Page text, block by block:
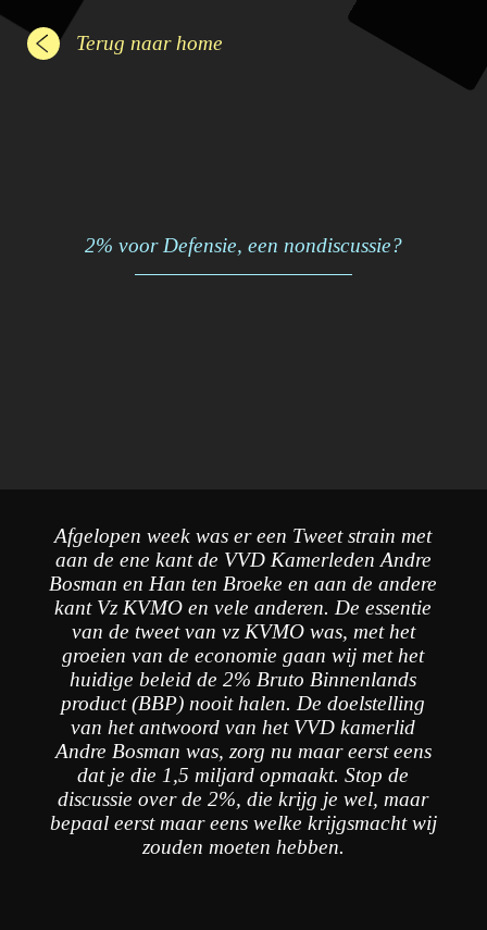
Terug naar home
2% voor Defensie, een nondiscussie?
Afgelopen week was er een Tweet strain met
aan de ene kant de VVD Kamerleden Andre
Bosman en Han ten Broeke en aan de andere
kant Vz KVMO en vele anderen. De essentie
van de tweet van vz KVMO was, met het
groeien van de economie gaan wij met het
huidige beleid de 2% Bruto Binnenlands
product (BBP) nooit halen. De doelstelling
van het antwoord van het VVD kamerlid
Andre Bosman was, zorg nu maar eerst eens
dat je die 1,5 miljard opmaakt. Stop de
discussie over de 2%, die krijg je wel, maar
bepaal eerst maar eens welke krijgsmacht wij
zouden moeten hebben.